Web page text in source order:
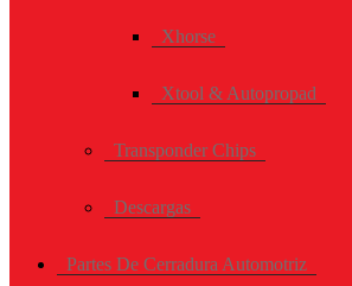
Xhorse
Xtool & Autopropad
Transponder Chips
Descargas
Partes De Cerradura Automotriz